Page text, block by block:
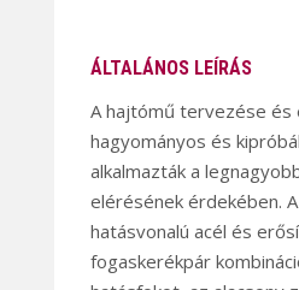
ÁLTALÁNOS LEÍRÁS
A hajtómű tervezése és
hagyományos és
alkalmazták a
elérésének érdekében.
hatásvonalú acél és
fogaskerékpár